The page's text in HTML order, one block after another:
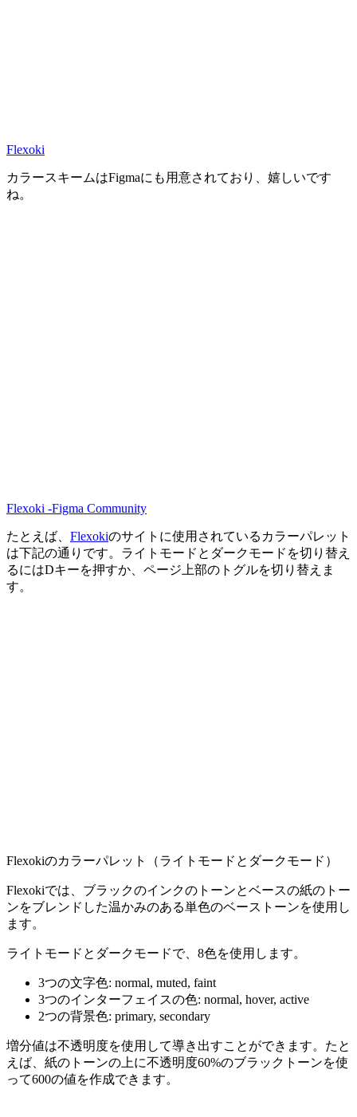
Flexoki
カラースキームはFigmaにも用意されており、嬉しいです
ね。
Flexoki -Figma Community
たとえば、 Flexokiのサイトに使用されているカラーパレット
は下記の通りです。ライトモードとダークモードを切り替え
るにはDキーを押すか、ページ上部のトグルを切り替えま
す。
Flexokiのカラーパレット（ライトモードとダークモード）
Flexokiでは、ブラックのインクのトーンとベースの紙のトー
ンをブレンドした温かみのある単色のベーストーンを使用し
ます。
ライトモードとダークモードで、8色を使用します。
3つの文字色: normal, muted, faint
3つのインターフェイスの色: normal, hover, active
2つの背景色: primary, secondary
増分値は不透明度を使用して導き出すことができます。たと
えば、紙のトーンの上に不透明度60%のブラックトーンを使
って600の値を作成できます。